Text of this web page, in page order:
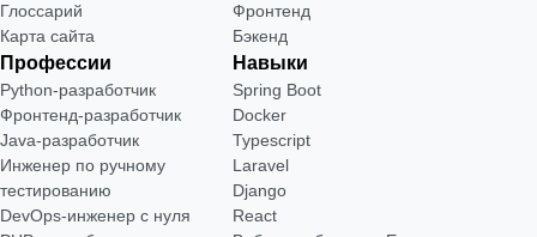
Глоссарий
Карта сайта
Фронтенд
Бэкенд
Профессии
Python-разработчик
Фронтенд-разработчик
Java-разработчик
Инженер по ручному
тестированию
DevOps-инженер с нуля
Навыки
Spring Boot
Docker
Typescript
Laravel
Django
React